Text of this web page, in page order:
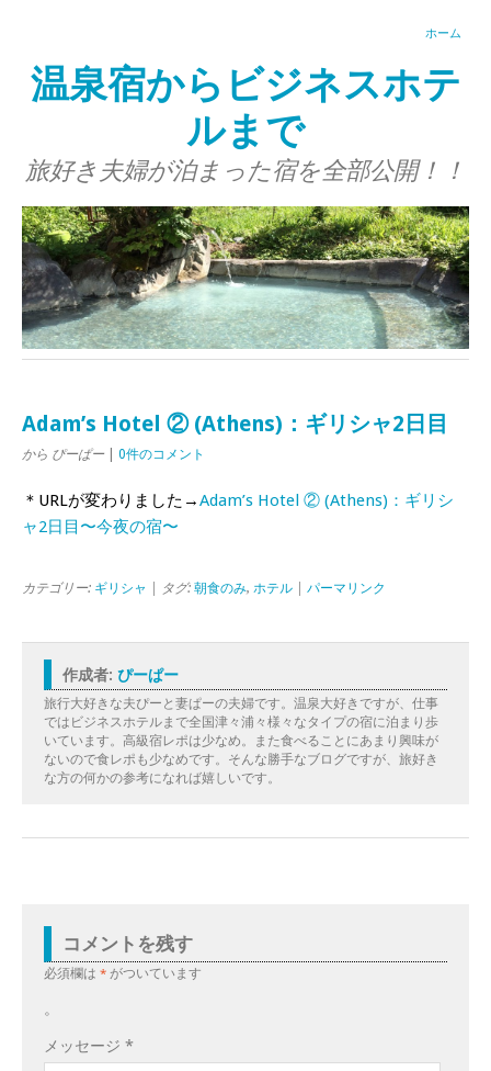
ホーム
温泉宿からビジネスホテ
ルまで
旅好き夫婦が泊まった宿を全部公開！！
Adam’s Hotel ② (Athens)：ギリシャ2日目
から ぴーぱー| 0件のコメント
＊URLが変わりました→Adam’s Hotel ② (Athens)：ギリシ
ャ2日目〜今夜の宿〜
カテゴリー: ギリシャ | タグ: 朝食のみ, ホテル パーマリンク
作成者: ぴーぱー
旅行大好きな夫ぴーと妻ぱーの夫婦です。温泉大好きですが、仕事
ではビジネスホテルまで全国津々浦々様々なタイプの宿に泊まり歩
いています。高級宿レポは少なめ。また食べることにあまり興味が
ないので食レポも少なめです。そんな勝手なブログですが、旅好き
な方の何かの参考になれば嬉しいです。
コメントを残す
必須欄は * がついています
。
メッセージ *